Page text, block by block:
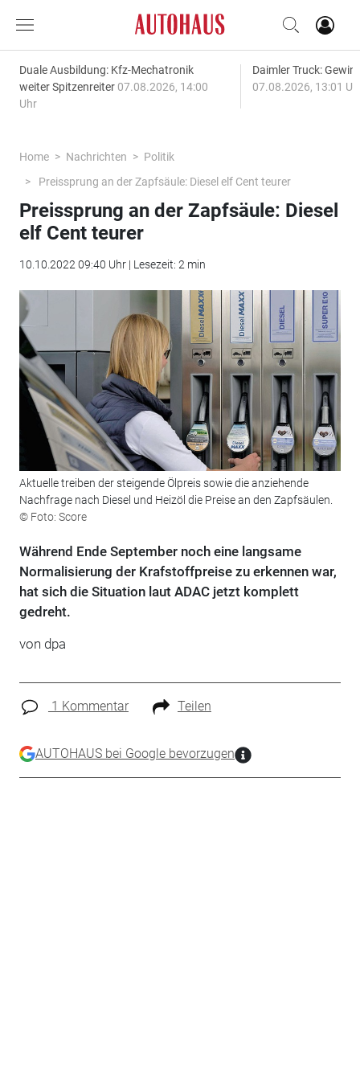
Duale Ausbildung: Kfz-Mechatronik
weiter Spitzenreiter 07.08.2026, 14:00
Uhr
Daimler Truck:
07.08.2026, 13:01
Home Nachrichten
Politik
Preissprung an der Zapfsäule: Diesel elf Cent teurer
Preissprung an der Zapfsäule: Diesel
elf Cent teurer
10.10.2022 09:40 Uhr | Lesezeit: 2 min
Aktuelle treiben der steigende Ölpreis sowie die anziehende
Nachfrage nach Diesel und Heizöl die Preise an den Zapfsäulen.
© Foto: Score
Während Ende September noch eine langsame
Normalisierung der Krafstoffpreise zu erkennen war,
hat sich die Situation laut ADAC jetzt komplett
gedreht.
von dpa
1 Kommentar Teilen
AUTOHAUS bei Google bevorzugen